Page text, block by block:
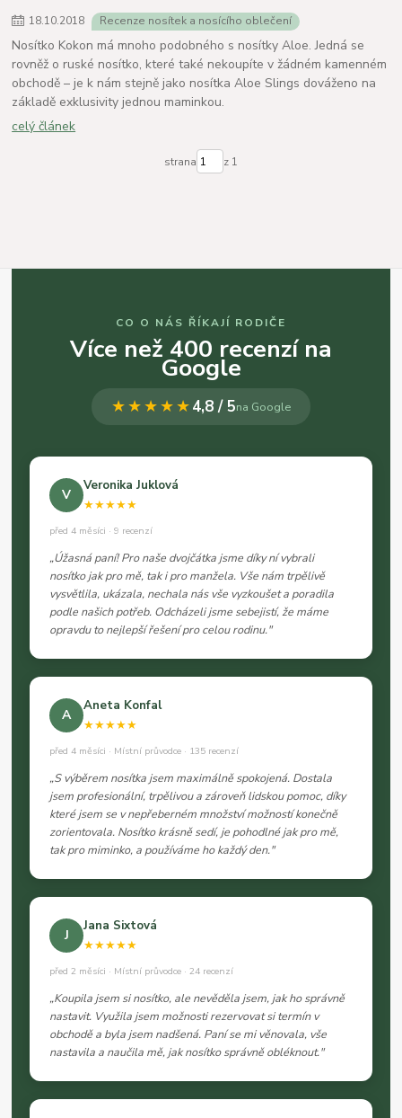
18.10.2018 Recenze nosítek a nosícího oblečení
Nosítko Kokon má mnoho podobného s nosítky Aloe. Jedná se
rovněž o ruské nosítko, které také nekoupíte v žádném kamenném
obchodě – je k nám stejně jako nosítka Aloe Slings dováženo na
základě exklusivity jednou maminkou.
celý článek
strana z 1
CO O NÁS ŘÍKAJÍ RODIČE
Více než 400 recenzí na
Google
★★★★★4,8 / 5na Google
V
Veronika Juklová
★★★★★
před 4 měsíci · 9 recenzí
„Úžasná paní! Pro naše dvojčátka jsme díky ní vybrali
nosítko jak pro mě, tak i pro manžela. Vše nám trpělivě
vysvětlila, ukázala, nechala nás vše vyzkoušet a poradila
podle našich potřeb. Odcházeli jsme sebejistí, že máme
opravdu to nejlepší řešení pro celou rodinu."
A
Aneta Konfal
★★★★★
před 4 měsíci · Místní průvodce · 135 recenzí
„S výběrem nosítka jsem maximálně spokojená. Dostala
jsem profesionální, trpělivou a zároveň lidskou pomoc, díky
které jsem se v nepřeberném množství možností konečně
zorientovala. Nosítko krásně sedí, je pohodlné jak pro mě,
tak pro miminko, a používáme ho každý den."
J
Jana Sixtová
★★★★★
před 2 měsíci · Místní průvodce · 24 recenzí
„Koupila jsem si nosítko, ale nevěděla jsem, jak ho správně
nastavit. Využila jsem možnosti rezervovat si termín v
obchodě a byla jsem nadšená. Paní se mi věnovala, vše
nastavila a naučila mě, jak nosítko správně obléknout."